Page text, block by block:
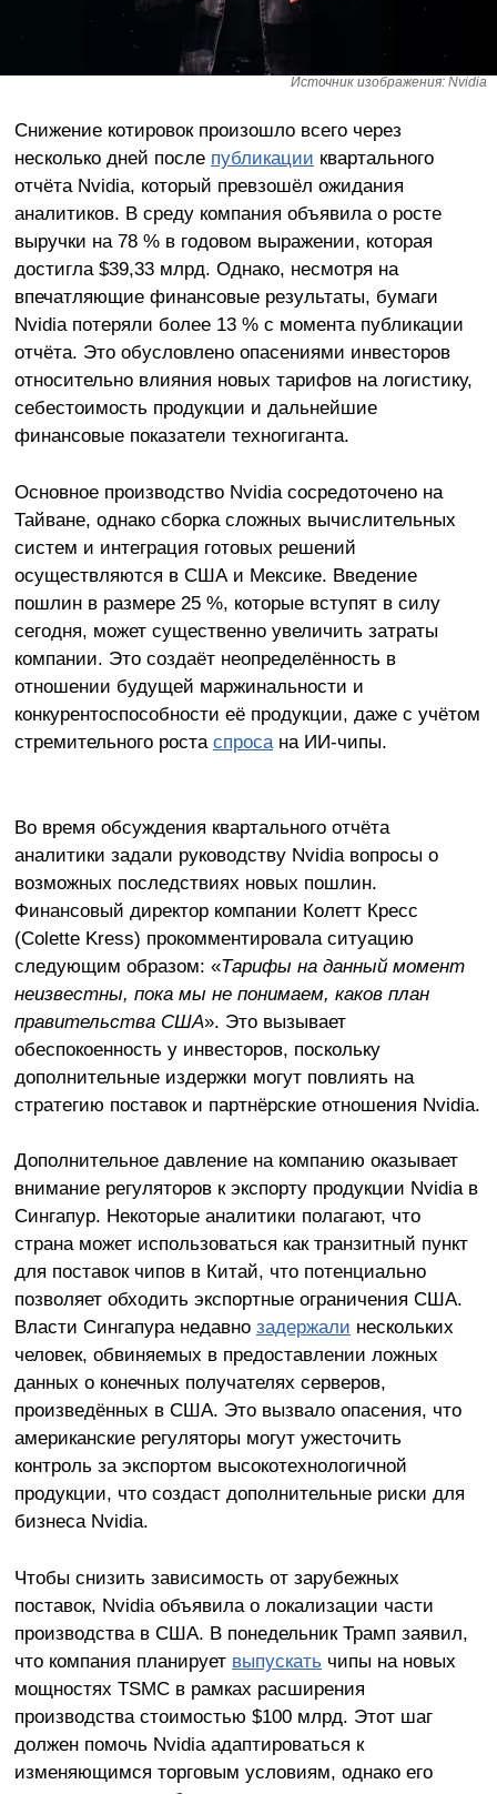
Источник изображения: Nvidia
Снижение котировок произошло всего через
несколько дней после публикации квартального
отчёта Nvidia, который превзошёл ожидания
аналитиков. В среду компания объявила о росте
выручки на 78 % в годовом выражении, которая
достигла $39,33 млрд. Однако, несмотря на
впечатляющие финансовые результаты, бумаги
Nvidia потеряли более 13 % с момента публикации
отчёта. Это обусловлено опасениями инвесторов
относительно влияния новых тарифов на логистику,
себестоимость продукции и дальнейшие
финансовые показатели техногиганта.
Основное производство Nvidia сосредоточено на
Тайване, однако сборка сложных вычислительных
систем и интеграция готовых решений
осуществляются в США и Мексике. Введение
пошлин в размере 25 %, которые вступят в силу
сегодня, может существенно увеличить затраты
компании. Это создаёт неопределённость в
отношении будущей маржинальности и
конкурентоспособности её продукции, даже с учётом
стремительного роста спросана ИИ-чипы.
Во время обсуждения квартального отчёта
аналитики задали руководству Nvidia вопросы о
возможных последствиях новых пошлин.
Финансовый директор компании Колетт Кресс
(Colette Kress) прокомментировала ситуацию
следующим образом: «Тарифы на данный момент
неизвестны, пока мы не понимаем, каков план
правительства США». Это вызывает
обеспокоенность у инвесторов, поскольку
дополнительные издержки могут повлиять на
стратегию поставок и партнёрские отношения Nvidia.
Дополнительное давление на компанию оказывает
внимание регуляторов к экспорту продукции Nvidia в
Сингапур. Некоторые аналитики полагают, что
страна может использоваться как транзитный пункт
для поставок чипов в Китай, что потенциально
позволяет обходить экспортные ограничения США.
Власти Сингапура недавно задержали нескольких
человек, обвиняемых в предоставлении ложных
данных о конечных получателях серверов,
произведённых в США. Это вызвало опасения, что
американские регуляторы могут ужесточить
контроль за экспортом высокотехнологичной
продукции, что создаст дополнительные риски для
бизнеса Nvidia.
Чтобы снизить зависимость от зарубежных
поставок, Nvidia объявила о локализации части
производства в США. В понедельник Трамп заявил,
что компания планирует выпускать чипы на новых
мощностях TSMC в рамках расширения
производства стоимостью $100 млрд. Этот шаг
должен помочь Nvidia адаптироваться к
изменяющимся торговым условиям, однако его